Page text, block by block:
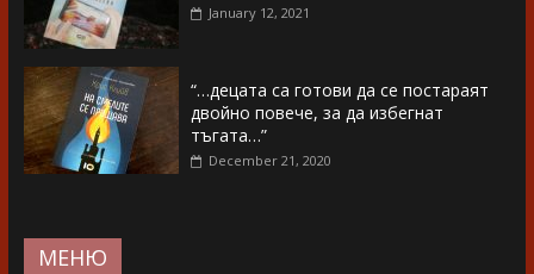
January 12, 2021
“…децата са готови да се постараят
двойно повече, за да избегнат
тъгата…”
December 21, 2020
МЕНЮ